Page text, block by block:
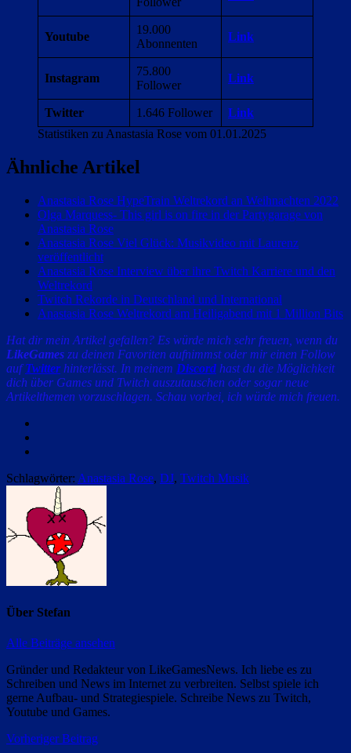
Youtube
19.000
Abonnenten
Link
Instagram
75.800
Follower
Link
Twitter 1.646 Follower
Link
Statistiken zu Anastasia Rose vom 01.01.2025
Ähnliche Artikel
Anastasia Rose HypeTrain Weltrekord an Weihnachten 2022
Olga Marquess- This girl is on fire in der Partygarage von
Anastasia Rose
Anastasia Rose Viel Glück: Musikvideo mit Laurenz
veröffentlicht
Anastasia Rose Interview über ihre Twitch Karriere und den
Weltrekord
Twitch Rekorde in Deutschland und International
Anastasia Rose Weltrekord am Heiligabend mit 1 Million Bits
Hat dir mein Artikel gefallen? Es würde mich sehr freuen, wenn du
LikeGames zu deinen Favoriten aufnimmst oder mir einen Follow
aufTwitter hinterlässt. In meinem Discord hast du die Möglichkeit
dich über Games und Twitch auszutauschen oder sogar neue
Artikelthemen vorzuschlagen. Schau vorbei, ich würde mich freuen.
Schlagwörter: Anastasia Rose, DJ, Twitch Musik
Über Stefan
Alle Beiträge ansehen
Gründer und Redakteur von LikeGamesNews. Ich liebe es zu
Schreiben und News im Internet zu verbreiten. Selbst spiele ich
gerne Aufbau- und Strategiespiele. Schreibe News zu Twitch,
Youtube und Games.
Beitragsnavigation
Vorheriger Beitrag